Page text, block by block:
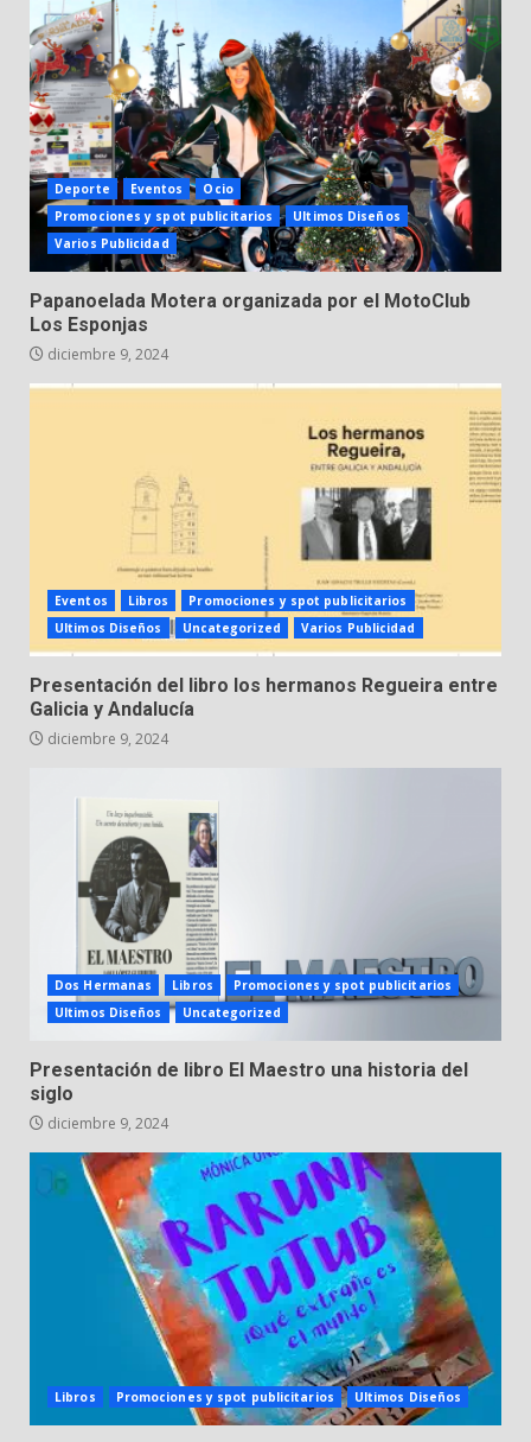
Deporte Eventos
Ocio
Promociones y spot publicitarios
Ultimos Diseños
Varios Publicidad
Papanoelada Motera organizada por el MotoClub
Los Esponjas
diciembre 9, 2024
Eventos Libros
Promociones y spot publicitarios
Ultimos Diseños
Uncategorized Varios Publicidad
Presentación del libro los hermanos Regueira entre
Galicia y Andalucía
diciembre 9, 2024
Dos Hermanas Libros
Promociones y spot publicitarios
Ultimos Diseños
Uncategorized
Presentación de libro El Maestro una historia del
siglo
diciembre 9, 2024
Libros Promociones y spot publicitarios Ultimos Diseños